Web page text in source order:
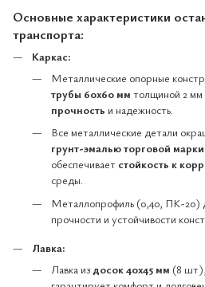
Основные характеристики
транспорта:
Каркас:
Металлические опорные
трубы 60x60 мм толщиной 2
прочность и надежность.
Все металлические детали
грунт-эмалью торговой
обеспечивает стойкость к
среды.
Металлопрофиль (0,40, ПК-20)
прочности и устойчивости
Лавка:
Лавка из досок 40x45 мм (8 шт),